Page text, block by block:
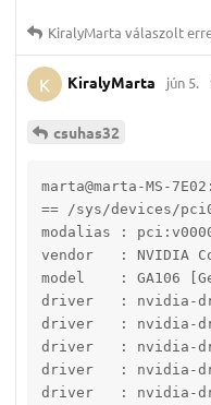
KiralyMarta válaszolt
K KiralyMarta jún 5.
csuhas32
marta@marta-MS-
== /sys/devices/
modalias :
vendor   : NVIDIA
model    : GA106
driver   : nvidia-
driver   : nvidia-
driver   : nvidia-
driver   : nvidia-
driver   : nvidia-